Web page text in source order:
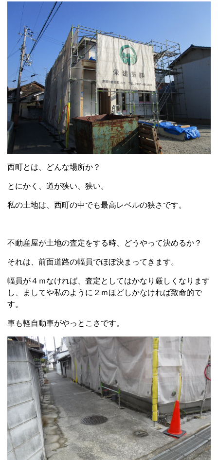
西町とは、どんな場所か？
とにかく、道が狭い、狭い。
私の土地は、西町の中でも最高レベルの狭さです。
不動産屋が土地の査定をする時、どうやって決めるか？
それは、前面道路の幅員でほぼ決まってきます。
幅員が４ｍなければ、査定としてはかなり厳しくなります
し、ましてや私のように２ｍほどしかなければ致命的で
す。
車も軽自動車がやっとこさです。